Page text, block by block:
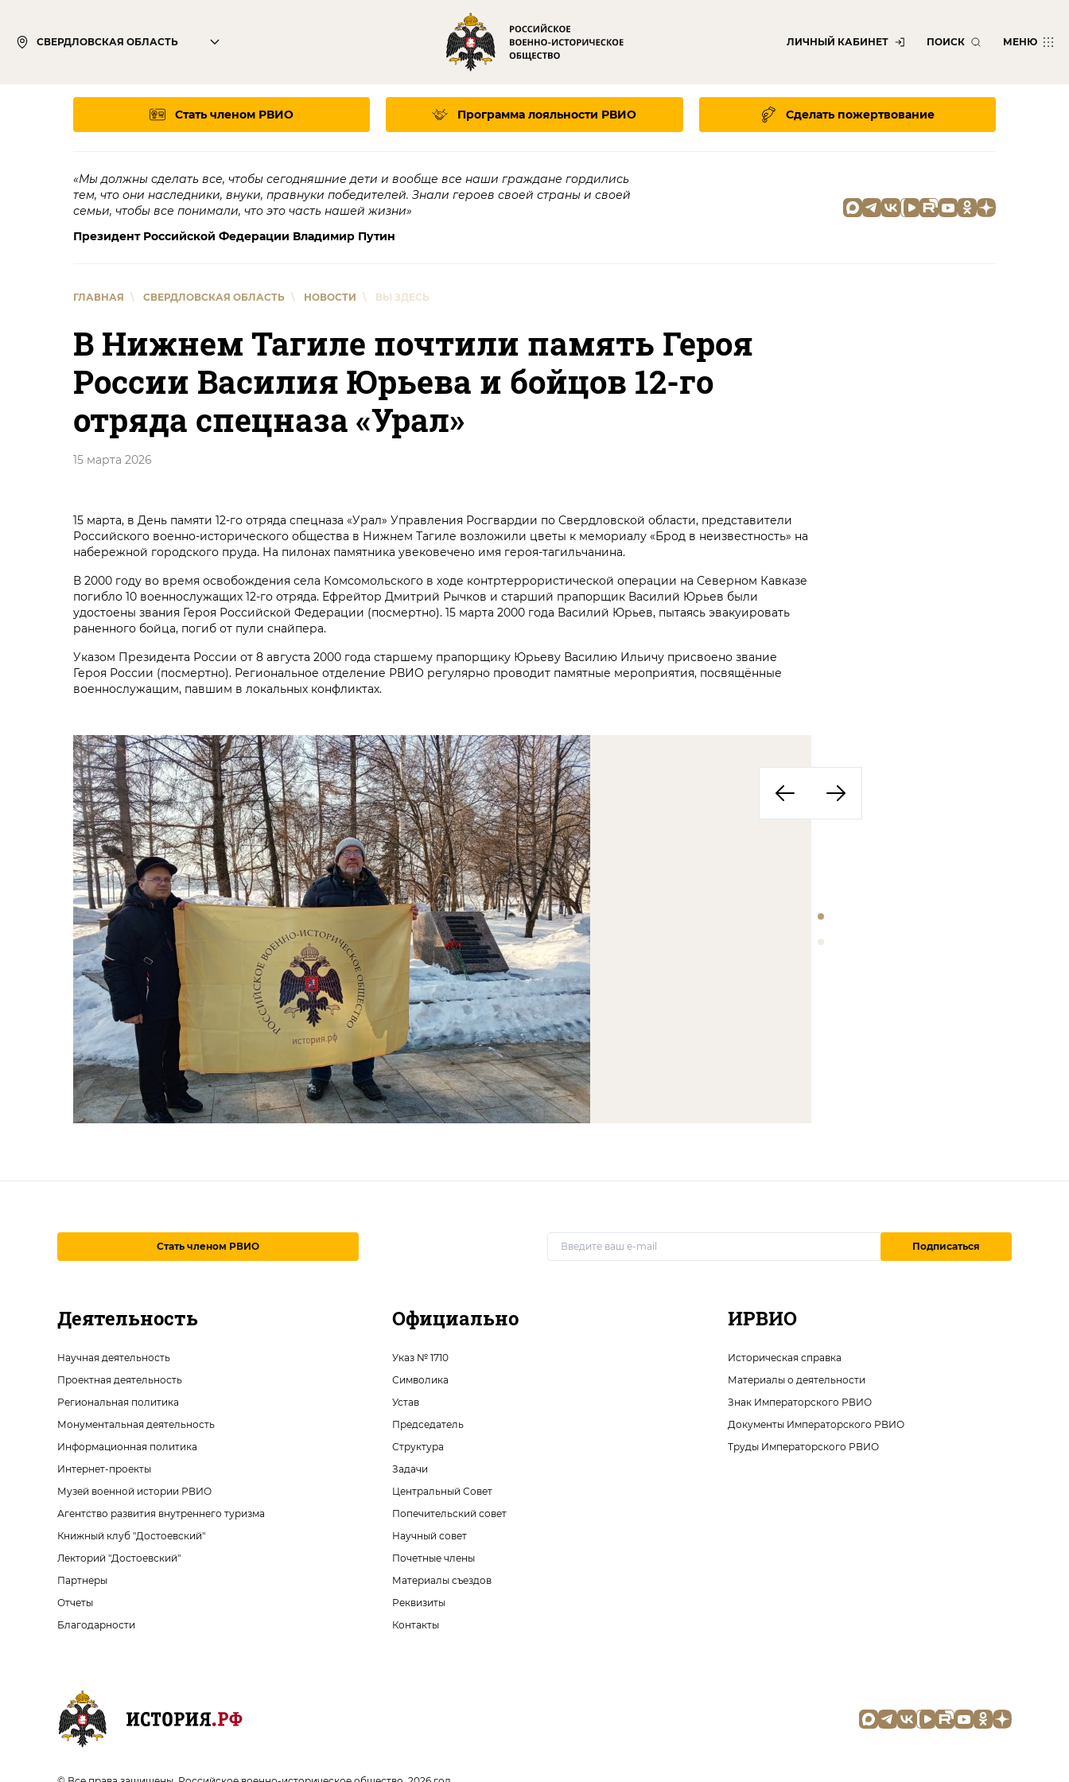
СВЕРДЛОВСКАЯ ОБЛАСТЬ ЛИЧНЫЙ КАБИНЕТ ПОИСК МЕНЮ
Стать членом РВИО Программа лояльности РВИО Сделать пожертвование
«Мы должны сделать все, чтобы сегодняшние дети и вообще все наши граждане гордились
тем, что они наследники, внуки, правнуки победителей. Знали героев своей страны и своей
семьи, чтобы все понимали, что это часть нашей жизни»
Президент Российской Федерации Владимир Путин
ГЛАВНАЯ \ СВЕРДЛОВСКАЯ ОБЛАСТЬ \ НОВОСТИ \ ВЫ ЗДЕСЬ
В Нижнем Тагиле почтили память Героя
России Василия Юрьева и бойцов 12-го
отряда спецназа «Урал»
15 марта 2026
15 марта, в День памяти 12-го отряда спецназа «Урал» Управления Росгвардии по Свердловской области, представители
Российского военно-исторического общества в Нижнем Тагиле возложили цветы к мемориалу «Брод в неизвестность» на
набережной городского пруда. На пилонах памятника увековечено имя героя-тагильчанина.
В 2000 году во время освобождения села Комсомольского в ходе контртеррористической операции на Северном Кавказе
погибло 10 военнослужащих 12-го отряда. Ефрейтор Дмитрий Рычков и старший прапорщик Василий Юрьев были
удостоены звания Героя Российской Федерации (посмертно). 15 марта 2000 года Василий Юрьев, пытаясь эвакуировать
раненного бойца, погиб от пули снайпера.
Указом Президента России от 8 августа 2000 года старшему прапорщику Юрьеву Василию Ильичу присвоено звание
Героя России (посмертно). Региональное отделение РВИО регулярно проводит памятные мероприятия, посвящённые
военнослужащим, павшим в локальных конфликтах.
Стать членом РВИО Подписаться
Деятельность
Научная деятельность
Проектная деятельность
Региональная политика
Монументальная деятельность
Информационная политика
Интернет-проекты
Музей военной истории РВИО
Агентство развития внутреннего туризма
Книжный клуб "Достоевский"
Лекторий "Достоевский"
Партнеры
Отчеты
Благодарности
Официально
Указ № 1710
Символика
Устав
Председатель
Структура
Задачи
Центральный Совет
Попечительский совет
Научный совет
Почетные члены
Материалы съездов
Реквизиты
Контакты
ИРВИО
Историческая справка
Материалы о деятельности
Знак Императорского РВИО
Документы Императорского РВИО
Труды Императорского РВИО